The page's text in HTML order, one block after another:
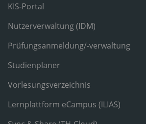
KIS-Portal
Nutzerverwaltung (IDM)
Prüfungsanmeldung/-verwaltung
Studienplaner
Vorlesungsverzeichnis
Lernplattform eCampus (ILIAS)